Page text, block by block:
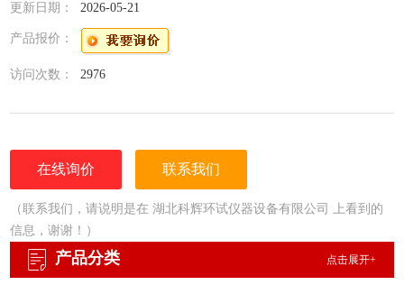
更新日期：2026-05-21
产品报价：
访问次数：2976
在线询价 联系我们
（联系我们，请说明是在 湖北科辉环试仪器设备有限公司 上看到的
信息，谢谢！）
产品分类 点击展开+